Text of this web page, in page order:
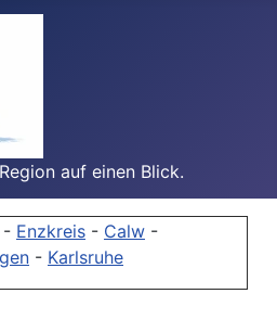
auf einen Blick.
- Enzkreis - Calw -
- Karlsruhe